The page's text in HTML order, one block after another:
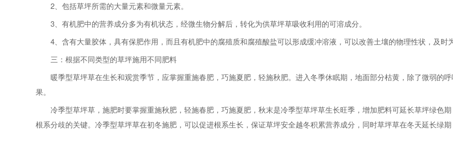
2、包括草坪所需的大量元素和微量元素。
3、有机肥中的营养成分多为有机状态，经微生物分解后，转化为供草坪草吸收利用的可溶成分。
4、含有大量胶体，具有保肥作用，而且有机肥中的腐殖质和腐殖酸盐可以形成缓冲溶液，可以改善土壤的物理性状，及时
三：根据不同类型的草坪施用不同肥料
暖季型草坪草在生长和观赏季节，应掌握重施春肥，巧施夏肥，轻施秋肥。进入冬季休眠期，地面部分枯黄，除了微弱的
果。
冷季型草坪草，施肥时要掌握重施秋肥，轻施春肥，巧施夏肥，秋末是冷季型草坪草生长旺季，增加肥料可延长草坪绿色
根系分歧的关键。冷季型草坪草在初冬施肥，可以促进根系生长，保证草坪安全越冬积累营养成分，同时草坪草在冬天延长绿期